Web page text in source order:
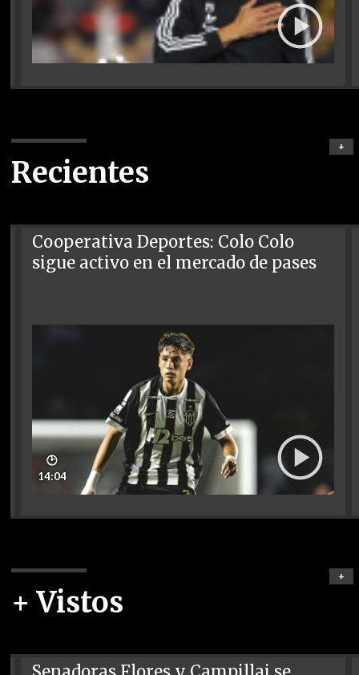
Recientes
+
Cooperativa Deportes: Colo Colo
sigue activo en el mercado de pases
🕑
14:04
+ Vistos
+